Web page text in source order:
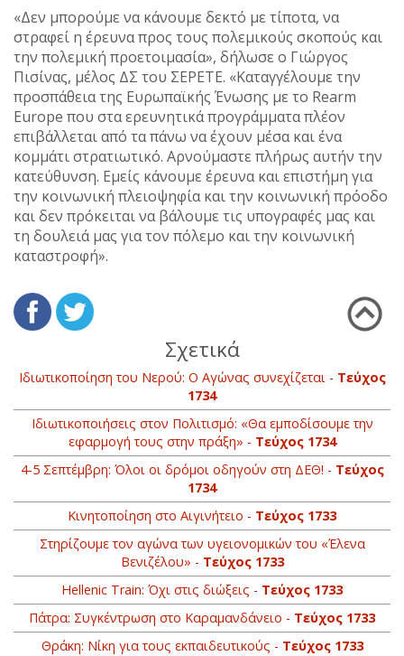
«Δεν μπορούμε να κάνουμε δεκτό με τίποτα, να
στραφεί η έρευνα προς τους πολεμικούς σκοπούς και
την πολεμική προετοιμασία», δήλωσε ο Γιώργος
Πισίνας, μέλος ΔΣ του ΣΕΡΕΤΕ. «Καταγγέλουμε την
προσπάθεια της Ευρωπαϊκής Ένωσης με το Rearm
Europe που στα ερευνητικά προγράμματα πλέον
επιβάλλεται από τα πάνω να έχουν μέσα και ένα
κομμάτι στρατιωτικό. Αρνούμαστε πλήρως αυτήν την
κατεύθυνση. Εμείς κάνουμε έρευνα και επιστήμη για
την κοινωνική πλειοψηφία και την κοινωνική πρόοδο
και δεν πρόκειται να βάλουμε τις υπογραφές μας και
τη δουλειά μας για τον πόλεμο και την κοινωνική
καταστροφή».
Σχετικά
Ιδιωτικοποίηση του Νερού: Ο Αγώνας συνεχίζεται - Τεύχος
1734
Ιδιωτικοποιήσεις στον Πολιτισμό: «Θα εμποδίσουμε την
εφαρμογή τους στην πράξη» - Τεύχος 1734
4-5 Σεπτέμβρη: Όλοι οι δρόμοι οδηγούν στη ΔΕΘ! - Τεύχος
1734
Κινητοποίηση στο Αιγινήτειο - Τεύχος 1733
Στηρίζουμε τον αγώνα των υγειονομικών του «Έλενα
Βενιζέλου» - Τεύχος 1733
Hellenic Train: Όχι στις διώξεις - Τεύχος 1733
Πάτρα: Συγκέντρωση στο Καραμανδάνειο - Τεύχος 1733
Θράκη: Νίκη για τους εκπαιδευτικούς - Τεύχος 1733